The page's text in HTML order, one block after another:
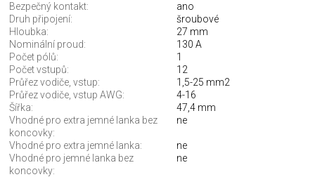
Bezpečný kontakt:
ano
Druh připojení:
šroubové
Hloubka:
27 mm
Nominální proud:
130 A
Počet pólů:
1
Počet vstupů:
12
Průřez vodiče, vstup:
1,5-25 mm2
Průřez vodiče, vstup AWG:
4-16
Šířka:
47,4 mm
Vhodné pro extra jemné lanka bez
koncovky:
ne
Vhodné pro extra jemné lanka:
ne
Vhodné pro jemné lanka bez
koncovky:
ne